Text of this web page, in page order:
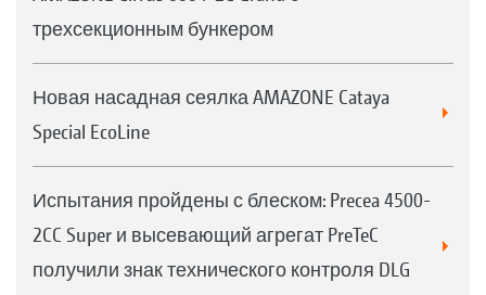
трехсекционным бункером
Новая насадная сеялка AMAZONE Cataya
Special EcoLine
Испытания пройдены с блеском: Precea 4500-
2CC Super и высевающий агрегат PreTeC
получили знак технического контроля DLG